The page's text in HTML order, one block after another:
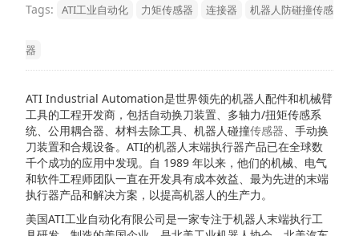
Tags: ATI工业自动化 力矩传感器 连接器 机器人防碰撞传感
器
ATI Industrial Automation是世界领先的机器人配件和机械臂
工具的工程开发商，包括自动换刀装置、多轴力/扭矩传感系
统、公用耦合器、材料去除工具、机器人碰撞传感器、手动换
刀装置和合规设备。ATI的机器人末端执行器产品已在全球数
千个成功的应用中发现。自 1989 年以来，他们的机械、电气
和软件工程师团队一直在开发具有成本效益、最为先进的末端
执行器产品和解决方案，以提高机器人的生产力。
美国ATI工业自动化有限公司是一家专注于机器人末端执行工